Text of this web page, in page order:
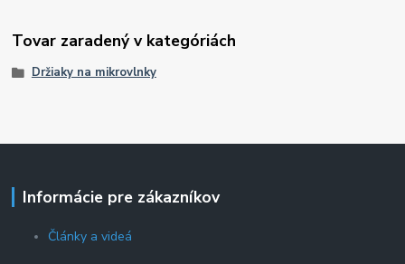
Tovar zaradený v kategóriách
Držiaky na mikrovlnky
Informácie pre zákazníkov
Články a videá